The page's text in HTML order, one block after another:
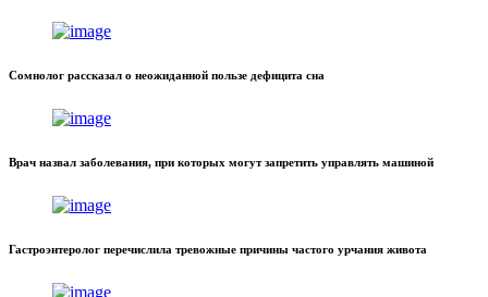
Сомнолог рассказал о неожиданной пользе дефицита сна
Врач назвал заболевания, при которых могут запретить управлять машиной
Гастроэнтеролог перечислила тревожные причины частого урчания живота